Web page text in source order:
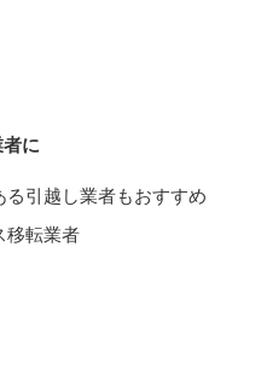
に
引越し業者もおすすめ
移転業者